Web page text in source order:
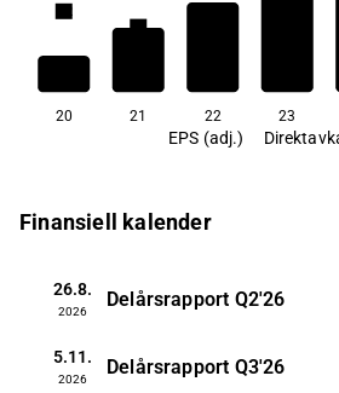
7,2
5,8
20 21 22 23
EPS (adj.)
Finansiell kalender
26.8.
2026
Delårsrapport Q2'26
5.11.
2026
Delårsrapport Q3'26